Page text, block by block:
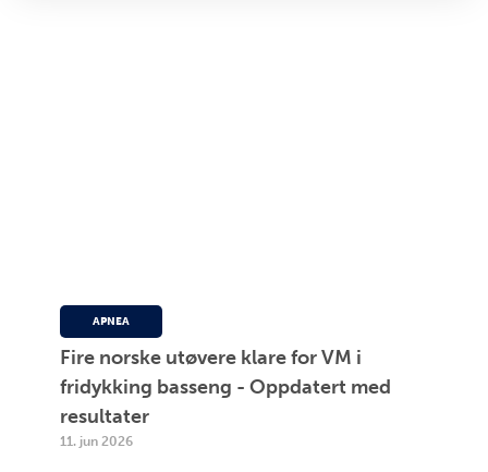
APNEA
Fire norske utøvere klare for VM i
fridykking basseng - Oppdatert med
resultater
11. jun 2026